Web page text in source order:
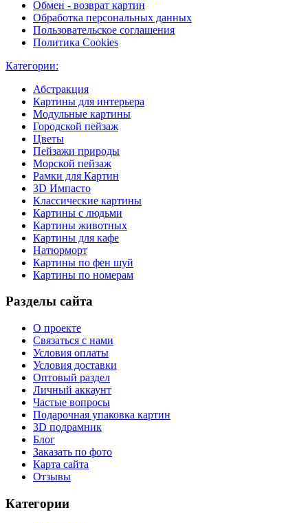
Обмен - возврат картин
Обработка персональных данных
Пользовательское соглашения
Политика Cookies
Категории:
Абстракция
Картины для интерьера
Модульные картины
Городской пейзаж
Цветы
Пейзажи природы
Морской пейзаж
Рамки для Картин
3D Импасто
Классические картины
Картины с людьми
Картины животных
Картины для кафе
Натюрморт
Картины по фен шуй
Картины по номерам
Разделы сайта
О проекте
Связаться с нами
Условия оплаты
Условия доставки
Оптовый раздел
Личный аккаунт
Частые вопросы
Подарочная упаковка картин
3D подрамник
Блог
Заказать по фото
Карта сайта
Отзывы
Категории